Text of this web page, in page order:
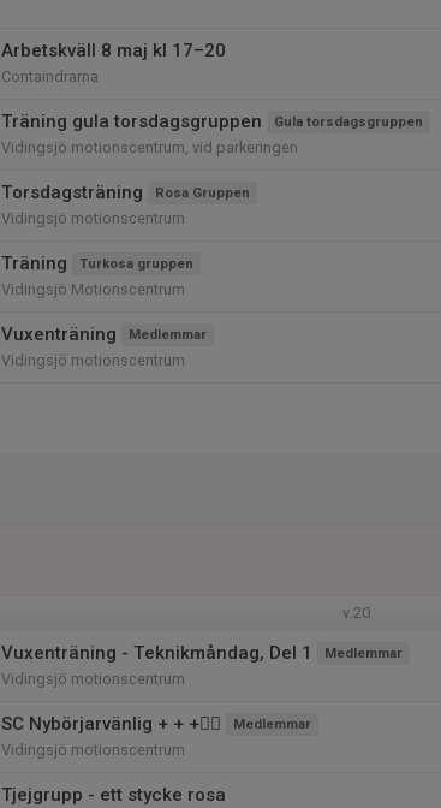
Arbetskväll 8 maj kl 17–20
Containdrarna
Träning gula torsdagsgruppen Gula torsdagsgruppen
Vidingsjö motionscentrum, vid parkeringen
Torsdagsträning Rosa Gruppen
Vidingsjö motionscentrum
Träning Turkosa gruppen
Vidingsjö Motionscentrum
Vuxenträning Medlemmar
Vidingsjö motionscentrum
v.20
Vuxenträning - Teknikmåndag, Del 1 Medlemmar
Vidingsjö motionscentrum
SC Nybörjarvänlig + + +🚴‍♀️ Medlemmar
Vidingsjö motionscentrum
Tjejgrupp - ett stycke rosa